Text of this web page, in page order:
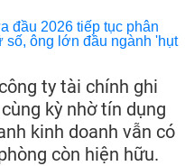
ty tài chính ghi
kỳ nhờ tín dụng
kinh doanh vẫn có
còn hiện hữu.